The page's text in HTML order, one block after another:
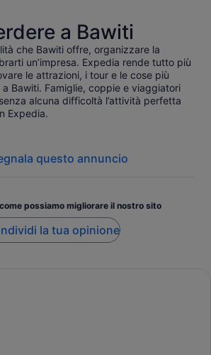
a Bawiti
che Bawiti offre, organizzare la
un’impresa. Expedia rende tutto più
le attrazioni, i tour e le cose più
Bawiti. Famiglie, coppie e viaggiatori
alcuna difficoltà l’attività perfetta
Expedia.
questo annuncio
possiamo migliorare il nostro sito
la tua opinione